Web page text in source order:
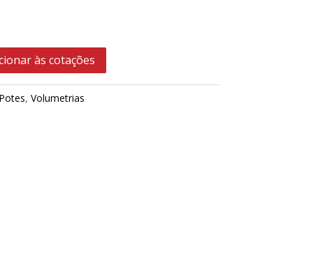
às cotações
Potes, Volumetrias